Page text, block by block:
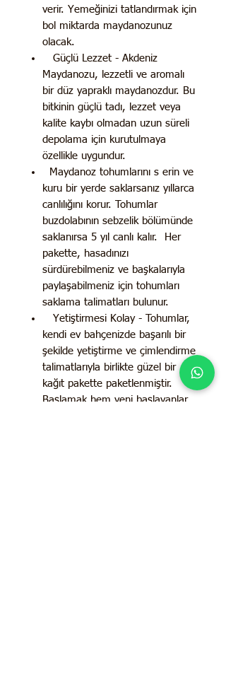
verir. Yemeğinizi tatlandırmak için
bol miktarda maydanozunuz
olacak.
Güçlü Lezzet - Akdeniz
Maydanozu, lezzetli ve aromalı
bir düz yapraklı maydanozdur. Bu
bitkinin güçlü tadı, lezzet veya
kalite kaybı olmadan uzun süreli
depolama için kurutulmaya
özellikle uygundur.
Maydanoz tohumlarını s erin ve
kuru bir yerde saklarsanız yıllarca
canlılığını korur. Tohumlar
buzdolabının sebzelik bölümünde
saklanırsa 5 yıl canlı kalır. Her
pakette, hasadınızı
sürdürebilmeniz ve başkalarıyla
paylaşabilmeniz için tohumları
saklama talimatları bulunur.
Yetiştirmesi Kolay - Tohumlar,
kendi ev bahçenizde başarılı bir
şekilde yetiştirme ve çimlendirme
talimatlarıyla birlikte güzel bir
kağıt pakette paketlenmiştir.
Başlamak hem yeni başlayanlar